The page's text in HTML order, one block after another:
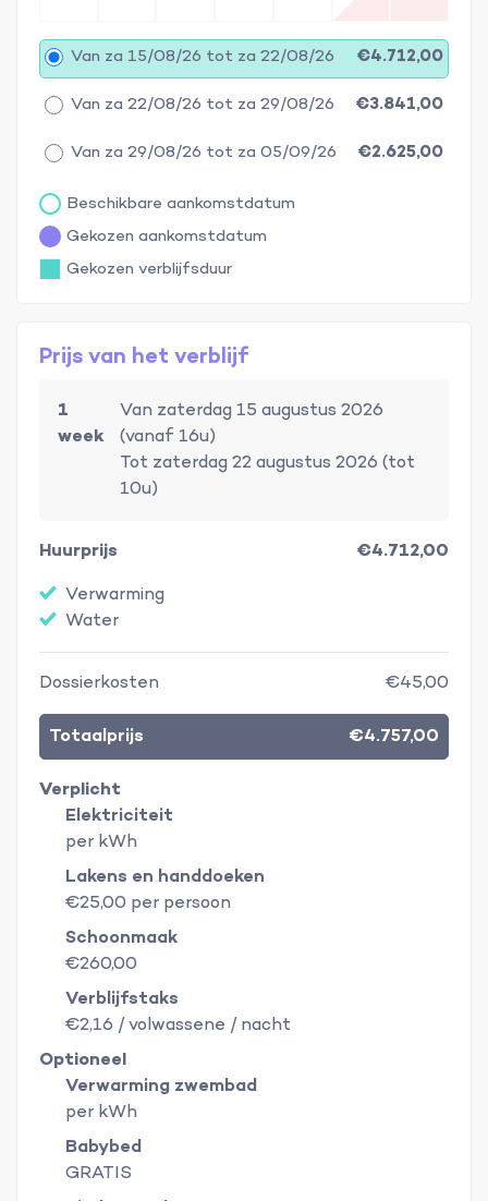
Van za 15/08/26 tot za 22/08/26 €4.712,00
Van za 22/08/26 tot za 29/08/26 €3.841,00
Van za 29/08/26 tot za 05/09/26 €2.625,00
Beschikbare aankomstdatum
Gekozen aankomstdatum
Gekozen verblijfsduur
Prijs van het verblijf
1
week
Van zaterdag 15 augustus 2026
(vanaf 16u)
Tot zaterdag 22 augustus 2026 (tot
10u)
Huurprijs
€4.712,00
Verwarming
Water
Dossierkosten €45,00
Totaalprijs €4.757,00
Verplicht
Elektriciteit
per kWh
Lakens en handdoeken
€25,00 per persoon
Schoonmaak
€260,00
Verblijfstaks
€2,16 / volwassene / nacht
Optioneel
Verwarming zwembad
per kWh
Babybed
GRATIS